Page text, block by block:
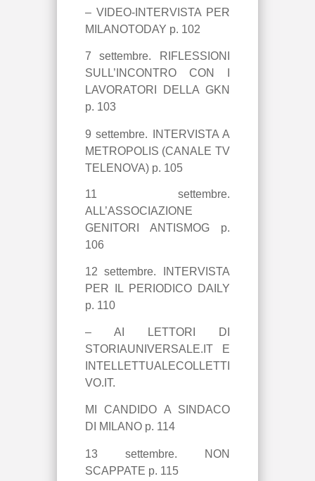
– VIDEO-INTERVISTA PER
MILANOTODAY p. 102
7 settembre. RIFLESSIONI
SULL’INCONTRO CON I
LAVORATORI DELLA GKN
p. 103
9 settembre.
INTERVISTA A
METROPOLIS (CANALE TV
TELENOVA) p. 105
11 settembre.
ALL’ASSOCIAZIONE
GENITORI ANTISMOG p.
106
12 settembre. INTERVISTA
PER IL PERIODICO DAILY
p. 110
– AI LETTORI DI
STORIAUNIVERSALE.IT E
INTELLETTUALECOLLETTI
VO.IT.
MI CANDIDO A SINDACO
DI MILANO p. 114
13 settembre. NON
SCAPPATE p. 115